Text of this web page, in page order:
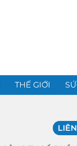
THẾ GIỚI